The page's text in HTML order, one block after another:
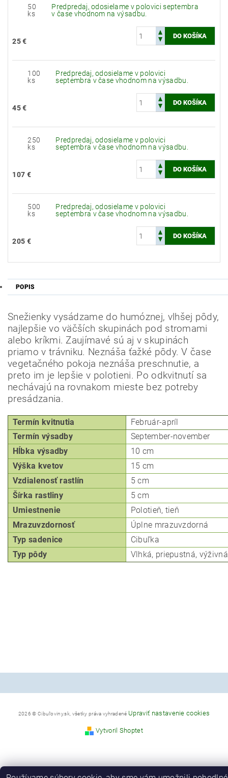
50
ks
Predpredaj, odosielame v polovici septembra
v čase vhodnom na výsadbu.
25 €
100
ks
Predpredaj, odosielame v polovici
septembra v čase vhodnom na výsadbu.
45 €
250
ks
Predpredaj, odosielame v polovici
septembra v čase vhodnom na výsadbu.
107 €
500
ks
Predpredaj, odosielame v polovici
septembra v čase vhodnom na výsadbu.
205 €
POPIS
Snežienky vysádzame do humóznej, vlhšej pôdy,
najlepšie vo väčších skupinách pod stromami
alebo kríkmi. Zaujímavé sú aj v skupinách
priamo v trávniku. Neznáša ťažké pôdy. V čase
vegetačného pokoja neznáša preschnutie, a
preto im je lepšie v polotieni. Po odkvitnutí sa
nechávajú na rovnakom mieste bez potreby
presádzania.
Termín kvitnutia
Február-apríl
Termín výsadby
September-november
Hĺbka výsadby
10 cm
Výška kvetov
15 cm
Vzdialenosť rastlín
5 cm
Šírka rastliny
5 cm
Umiestnenie
Polotieň, tieň
Mrazuvzdornosť
Úplne mrazuvzdorná
Typ sadenice
Cibuľka
Typ pôdy
Vlhká, priepustná, výživná
2026 © Cibuľoviny.sk, všetky práva vyhradené Upraviť nastavenie cookies
Vytvoril Shoptet
Odoslať
Powered by chaterimo